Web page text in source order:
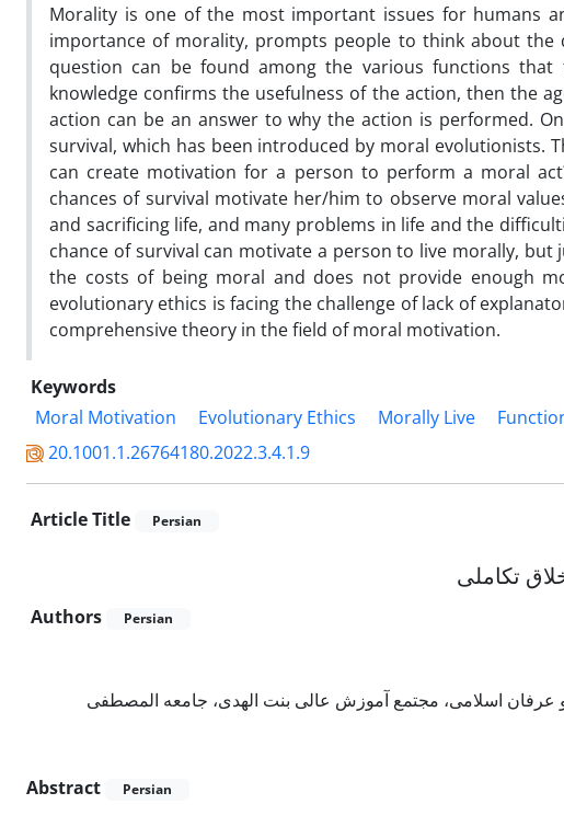
Morality is one of the most important issues for humans
importance of morality, prompts people to think about the
question can be found among the various functions that
knowledge confirms the usefulness of the action, then the
action can be an answer to why the action is performed.
survival, which has been introduced by moral evolutionists.
can create motivation for a person to perform a moral
chances of survival motivate her/him to observe moral
and sacrificing life, and many problems in life and the
chance of survival can motivate a person to live morally,
the costs of being moral and does not provide enough
evolutionary ethics is facing the challenge of lack of
comprehensive theory in the field of moral motivation.
Keywords
Moral Motivation
Evolutionary Ethics Morally Live
20.1001.1.26764180.2022.3.4.1.9
Article Title Persian
تکاملی
Authors Persian
اسلامی، مجتمع آموزش عالی بنت الهدی، جامعه المصطفی
Abstract
Persian